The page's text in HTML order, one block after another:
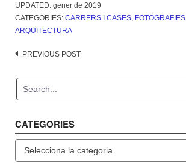
UPDATED: gener de 2019
CATEGORIES: CARRERS I CASES FOTOGRAFIES
ARQUITECTURA
Post
PREVIOUS POST
CATEGORIES